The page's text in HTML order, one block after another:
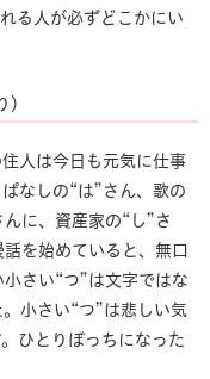
る人が必ずどこかにい
）
人は今日も元気に仕事
なしの“は”さん、歌の
に、資産家の“し”さ
を始めていると、無口
さい“つ”は文字ではな
小さい“つ”は悲しい気
ひとりぼっちになった